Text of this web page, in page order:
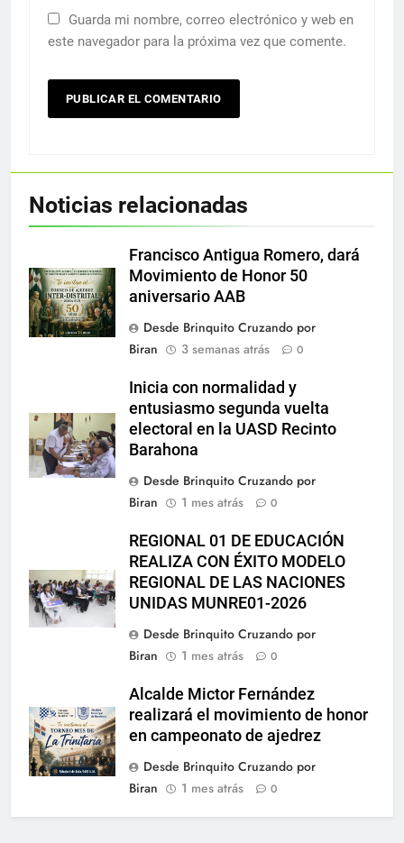
Guarda mi nombre, correo electrónico y web en
este navegador para la próxima vez que comente.
Noticias relacionadas
Francisco Antigua Romero, dará
Movimiento de Honor 50
aniversario AAB
Desde Brinquito Cruzando por
Biran
3 semanas atrás 0
Inicia con normalidad y
entusiasmo segunda vuelta
electoral en la UASD Recinto
Barahona
Desde Brinquito Cruzando por
Biran
1 mes atrás 0
REGIONAL 01 DE EDUCACIÓN
REALIZA CON ÉXITO MODELO
REGIONAL DE LAS NACIONES
UNIDAS MUNRE01-2026
Desde Brinquito Cruzando por
Biran
1 mes atrás 0
Alcalde Mictor Fernández
realizará el movimiento de honor
en campeonato de ajedrez
Desde Brinquito Cruzando por
Biran
1 mes atrás 0